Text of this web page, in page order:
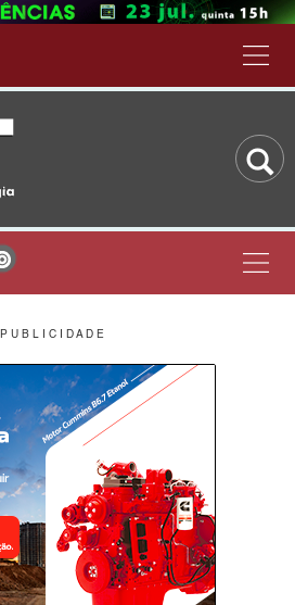
P U B L I C I D A D E